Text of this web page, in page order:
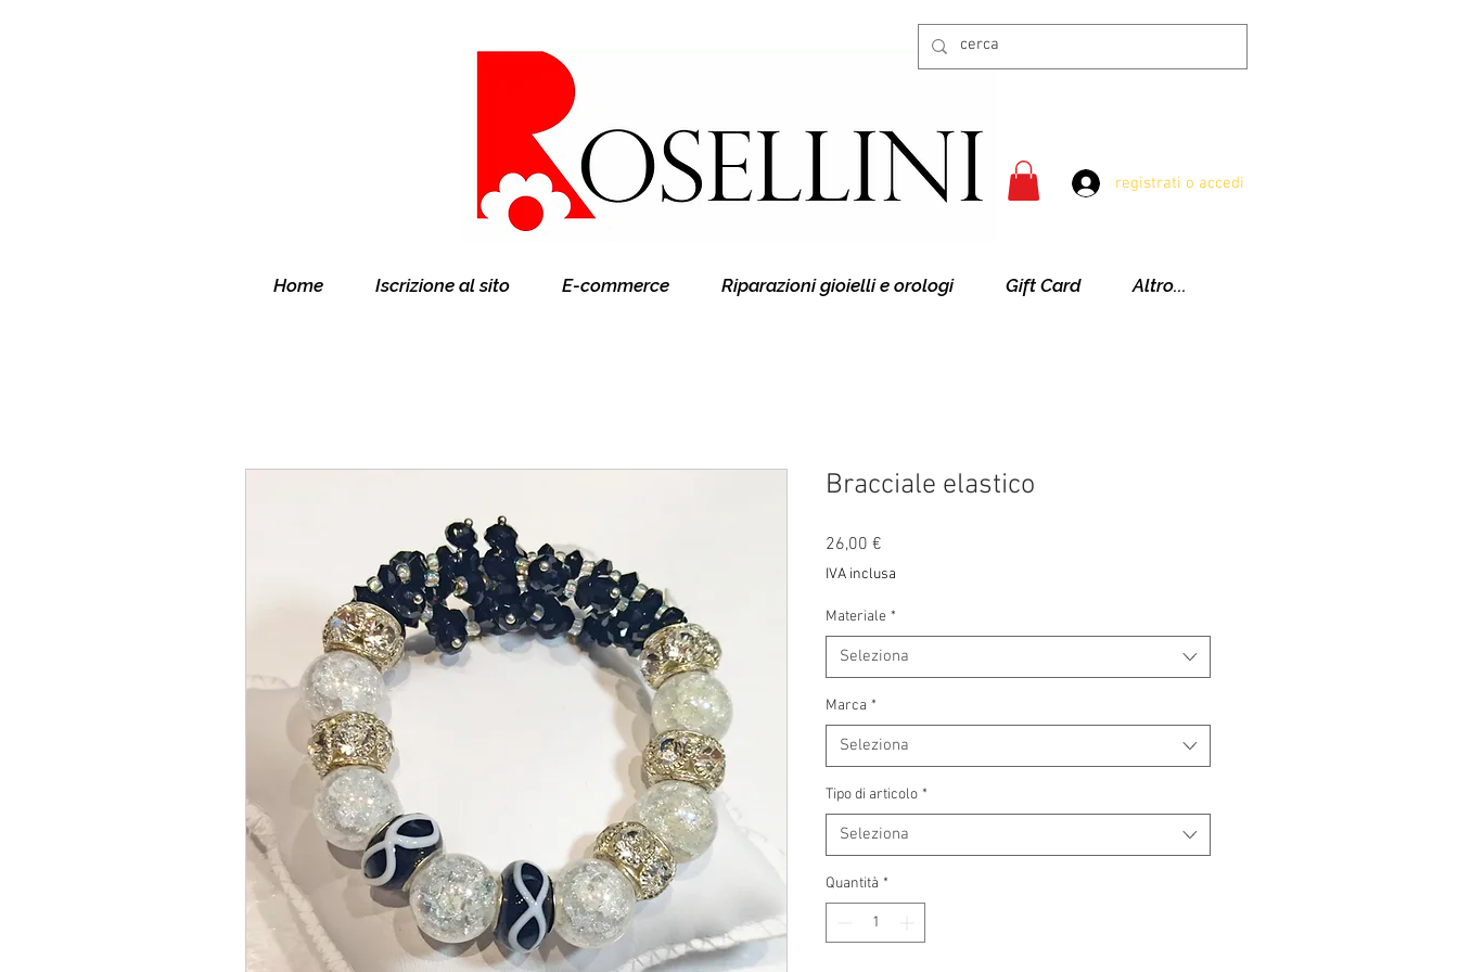
Gioielleria Rosellini
Rosellini online
registrati o accedi
Home Iscrizione al sito E-commerce Riparazioni gioielli e orologi Gift Card Altro...
Bracciale elastico
26,00 €
IVA inclusa
Materiale *
Seleziona
Marca *
Seleziona
Tipo di articolo *
Seleziona
Quantità *